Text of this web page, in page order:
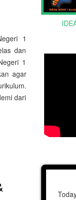
1
dan
1
agar
dari